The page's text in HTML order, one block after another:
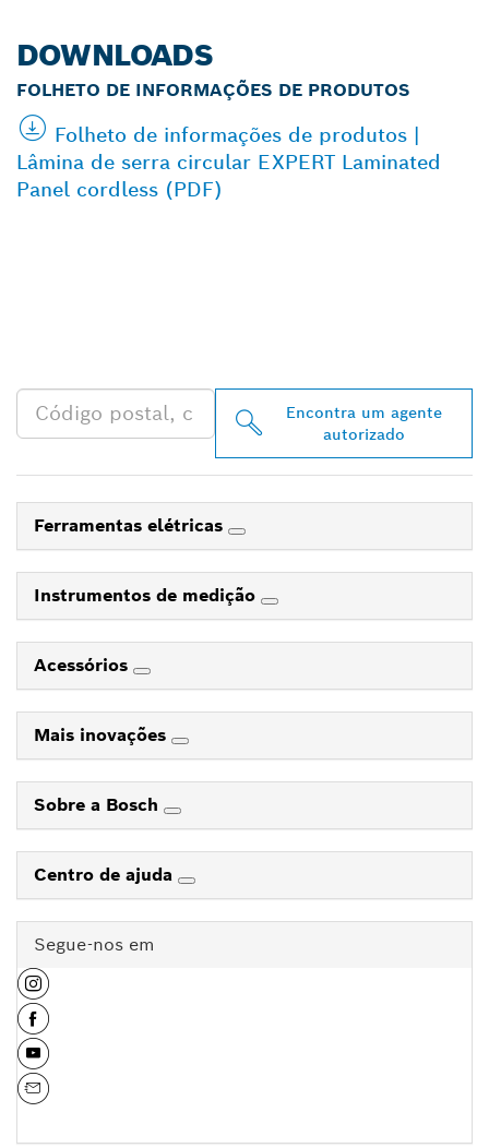
DOWNLOADS
FOLHETO DE INFORMAÇÕES DE PRODUTOS
Folheto de informações de produtos |
Lâmina de serra circular EXPERT Laminated
Panel cordless (PDF)
Encontra um agente
autorizado
Ferramentas elétricas
Instrumentos de medição
Acessórios
Mais inovações
Sobre a Bosch
Centro de ajuda
Segue-nos em